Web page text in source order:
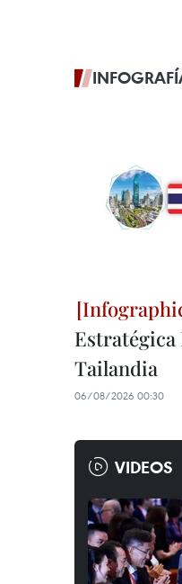
Tailandia
06/08/2026 00:30
VIDEOS